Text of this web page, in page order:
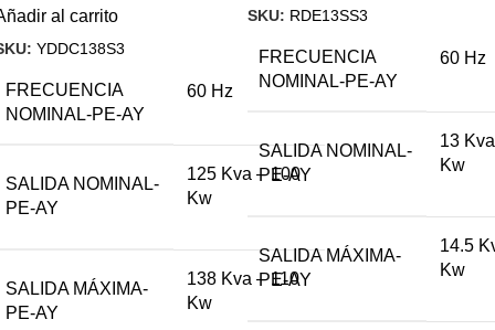
al carrito
YDDC138S3
FRECUENCIA
NOMINAL-PE-AY
60 Hz
SALIDA NOMINAL-
PE-AY
125 Kva – 100
Kw
SALIDA MÁXIMA-
PE-AY
138 Kva – 110
Kw
SKU: RDE13SS3
FRECUENCIA
NOMINAL-PE-AY
60 Hz
SALIDA NOMINAL-
PE-AY
13
Kw
SALIDA MÁXIMA-
PE-AY
14.5
Kw